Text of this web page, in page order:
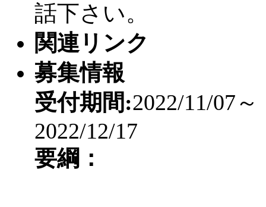
話下さい。
関連リンク
募集情報
受付期間:2022/11/07～
2022/12/17
要綱：